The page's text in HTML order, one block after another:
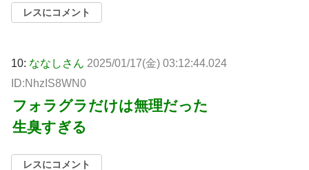
レスにコメント
10: ななしさん 2025/01/17(金) 03:12:44.024
ID:NhzIS8WN0
フォラグラだけは無理だった
生臭すぎる
レスにコメント